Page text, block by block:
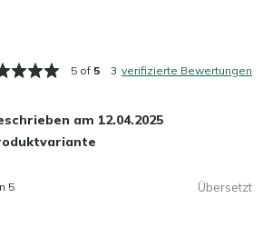
5 of 5 3 verifizierte Bewertungen
am 12.04.2025
5 Übersetzt